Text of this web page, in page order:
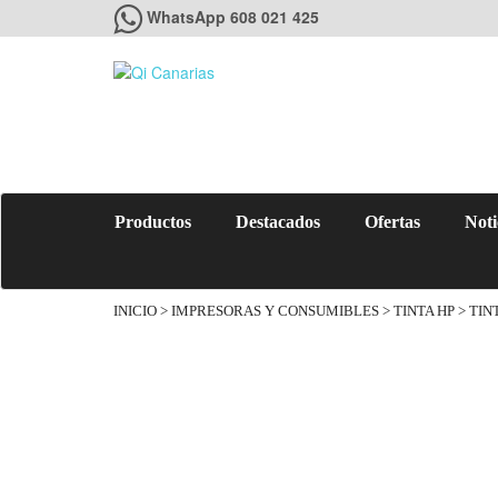
WhatsApp 608 021 425
Productos Destacados Ofertas
INICIO > IMPRESORAS Y CONSUMIBLES > TINTA HP >